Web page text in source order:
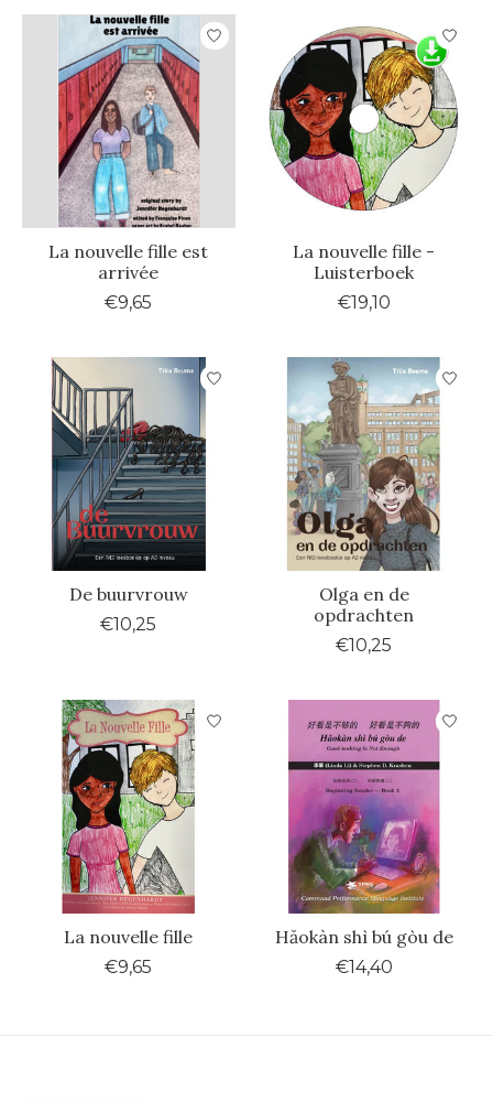
La nouvelle fille est
arrivée
€9,65
La nouvelle fille -
Luisterboek
€19,10
De buurvrouw
€10,25
Olga en de
opdrachten
€10,25
La nouvelle fille
€9,65
Hăokàn shì bú gòu de
€14,40